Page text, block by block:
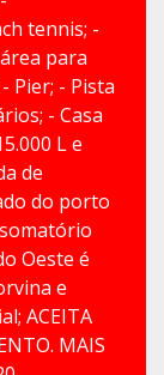
tennis; -
para
Pier; - Pista
- Casa
L e
de
do porto
Oeste é
e
ACEITA
MAIS